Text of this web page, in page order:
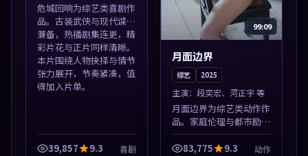
危城回响为综艺类喜剧作
品。古装武侠与现代谍战
兼备，热播剧集连更，精
彩片花与正片同样清晰。
本片围绕人物抉择与情节
张力展开，节奏紧凑，值
得加入片单。
39,857 9.3 喜剧
99:09
月面边界
综艺 2025
主演： 段奕宏、河正宇 等
月面边界为综艺类动作作
品。家庭伦理与都市励志
题材丰富，高清免费在线
播放，适合全年龄段观
83,775 9.3 动作